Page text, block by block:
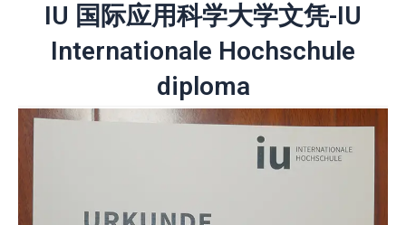
IU 国际应用科学大学文凭-IU
Internationale Hochschule
diploma